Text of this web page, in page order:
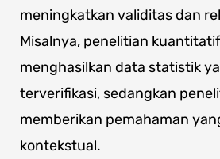
meningkatkan validitas dan
Misalnya, penelitian
menghasilkan data statistik
terverifikasi, sedangkan
memberikan pemahaman
kontekstual.